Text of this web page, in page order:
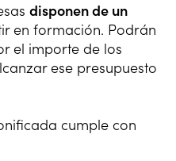
disponen de un
en formación. Podrán
el importe de los
ese presupuesto
cumple con